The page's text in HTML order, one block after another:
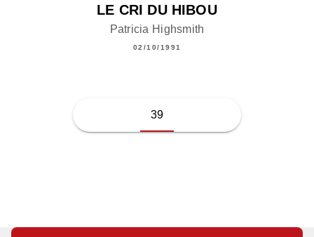
LE CRI DU HIBOU
Patricia Highsmith
02/10/1991
39